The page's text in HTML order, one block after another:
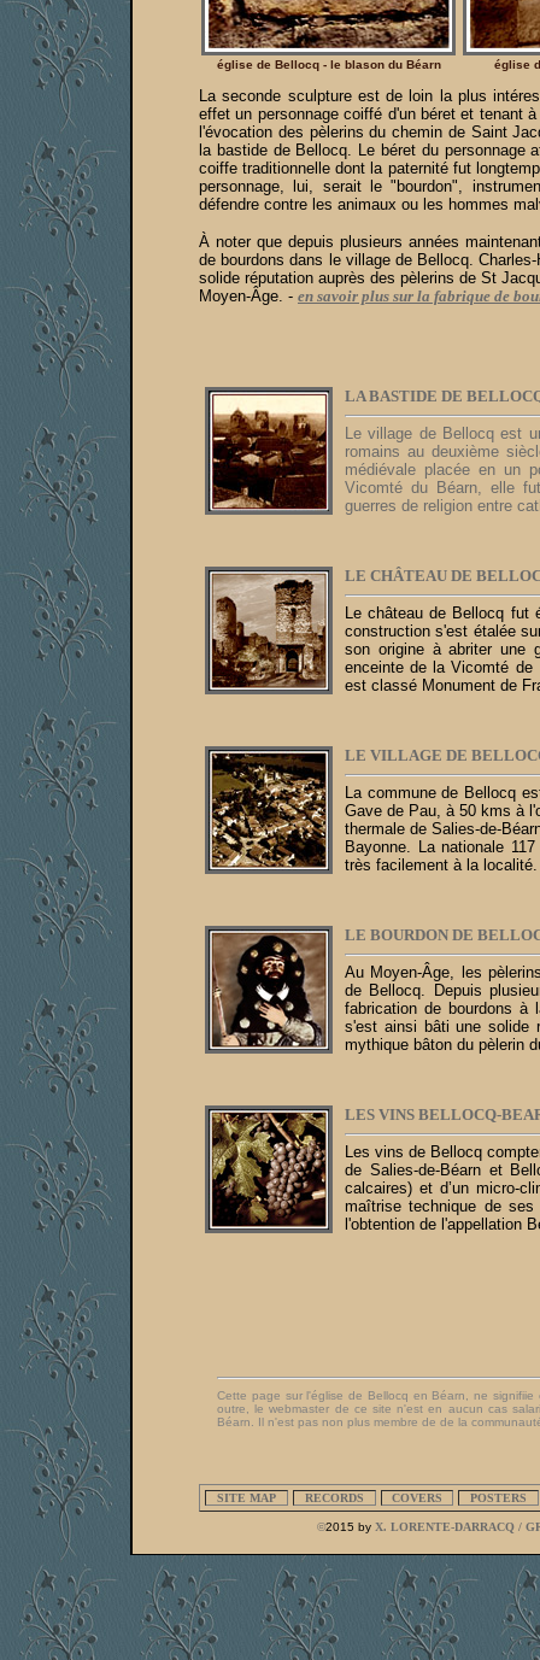
église de Bellocq - le blason du Béarn église
La seconde sculpture est de loin la plus
effet un personnage coiffé d'un béret et tenant
l'évocation des pèlerins du chemin de Saint
la bastide de Bellocq. Le béret du personnage
coiffe traditionnelle dont la paternité fut
personnage, lui, serait le "bourdon",
défendre contre les animaux ou les hommes
À noter que depuis plusieurs années
de bourdons dans le village de Bellocq.
solide réputation auprès des pèlerins de St
Moyen-Âge. - en savoir plus sur la fabrique de
LA BASTIDE DE
Le village de Bellocq est
romains au deuxième
médiévale placée en un
Vicomté du Béarn, elle
guerres de religion entre
LE CHÂTEAU DE
Le château de Bellocq fut
construction s'est étalée
son origine à abriter une
enceinte de la Vicomté de
est classé Monument de
LE VILLAGE DE
La commune de Bellocq
Gave de Pau, à 50 kms à
thermale de Salies-de-
Bayonne. La nationale
très facilement à la localité.
LE BOURDON DE
Au Moyen-Âge, les
de Bellocq. Depuis
fabrication de bourdons à
s'est ainsi bâti une solide
mythique bâton du pèlerin
LES VINS BELLOCQ-
Les vins de Bellocq
de Salies-de-Béarn et
calcaires) et d’un micro-
maîtrise technique de
l'obtention de l'appellation
Cette page sur l'église de Bellocq en Béarn, ne
outre, le webmaster de ce site n'est en aucun cas
Béarn. Il n'est pas non plus membre de de la
SITE MAP RECORDS COVERS POSTERS
©2015 by X. LORENTE-DARRACQ /